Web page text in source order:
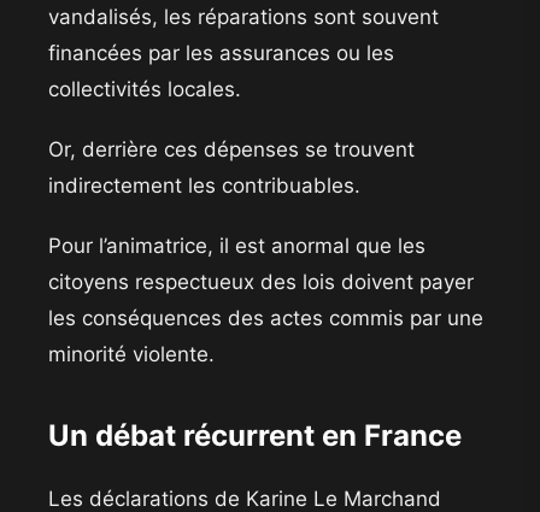
vandalisés, les réparations sont souvent
financées par les assurances ou les
collectivités locales.
Or, derrière ces dépenses se trouvent
indirectement les contribuables.
Pour l’animatrice, il est anormal que les
citoyens respectueux des lois doivent payer
les conséquences des actes commis par une
minorité violente.
Un débat récurrent en France
Les déclarations de Karine Le Marchand